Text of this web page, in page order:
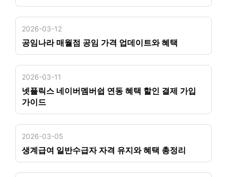
2026-03-12
공임나라 매월점 공임 가격 업데이트와 혜택
2026-03-11
넷플릭스 네이버멤버쉽 연동 혜택 할인 결제 가입
가이드
2026-03-05
생계급여 일반수급자 자격 유지와 혜택 총정리